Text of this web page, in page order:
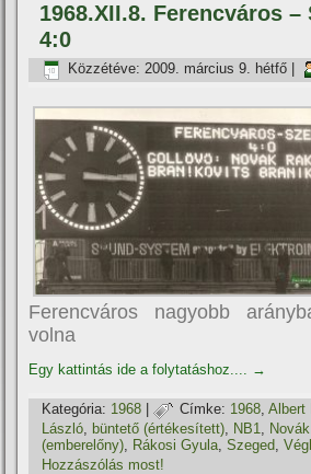
1968.XII.8. Ferencváros –
4:0
Közzétéve: 2009. március 9. hétfő
Ferencváros nagyobb
volna
Egy kattintás ide a folytatáshoz.... →
Kategória: 1968 | Címke: 1968,Albert
László ,büntető (értékesí­tett) NB1
(emberelőny), Rákosi Gyula,Szeged,
Hozzászólás most!